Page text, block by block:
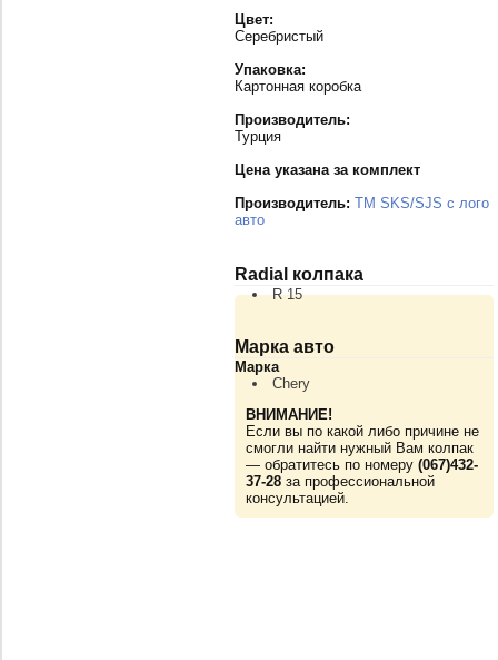
Цвет:
Серебристый
Упаковка:
Картонная коробка
Производитель:
Турция
Цена указана за комплект
Производитель: TM SKS/SJS с лого
авто
Radial колпака
R 15
Марка авто
Марка
Chery
ВНИМАНИЕ!
Если вы по какой либо причине не
смогли найти нужный Вам колпак
— обратитесь по номеру (067)432-
37-28 за профессиональной
консультацией.